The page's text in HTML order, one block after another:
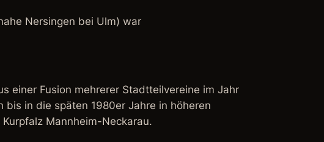
Nersingen bei Ulm) war
einer Fusion mehrerer Stadtteilvereine im Jahr
bis in die späten 1980er Jahre in höheren
Mannheim-Neckarau.